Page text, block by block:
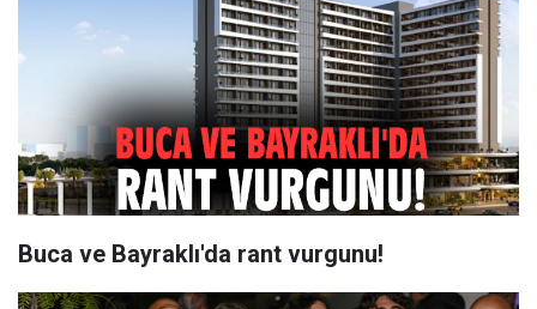
Buca ve Bayraklı'da rant vurgunu!